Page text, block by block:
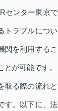
センター東京
トラブルにつ
関を利用する
とが可能です。
取る際の流れ
す。以下に、